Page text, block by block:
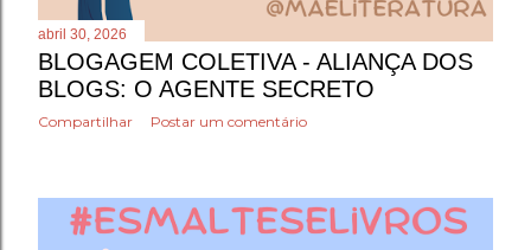
abril 30, 2026
BLOGAGEM COLETIVA - ALIANÇA DOS
BLOGS: O AGENTE SECRETO
Compartilhar Postar um comentário